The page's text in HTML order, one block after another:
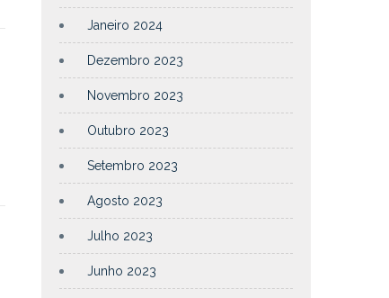
Janeiro 2024
Dezembro 2023
Novembro 2023
Outubro 2023
Setembro 2023
Agosto 2023
Julho 2023
Junho 2023